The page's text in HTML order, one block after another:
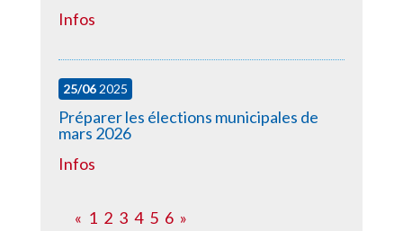
Infos
25/062025
Préparer les élections municipales de
mars 2026
Infos
« 1 2 3 4 5 6 »